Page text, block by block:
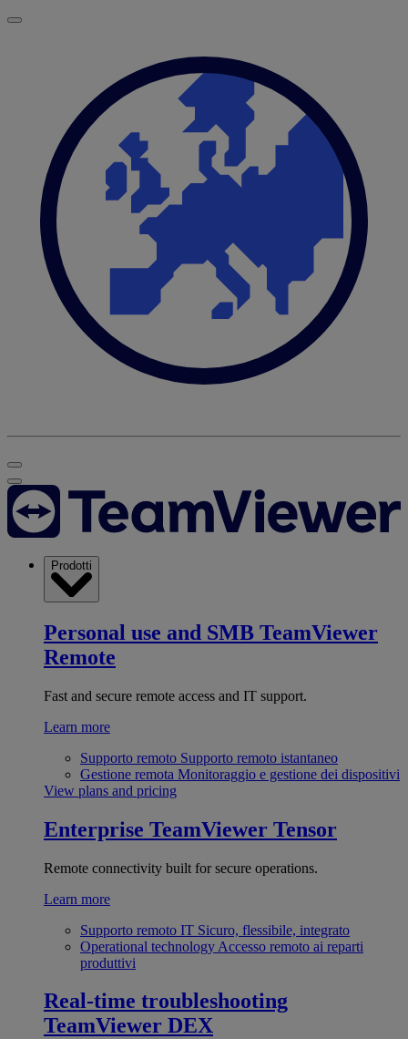
Prodotti
Personal use and SMB TeamViewer
Remote
Fast and secure remote access and IT support.
Learn more
Supporto remoto Supporto remoto istantaneo
Gestione remota Monitoraggio e gestione dei dispositivi
View plans and pricing
Enterprise TeamViewer Tensor
Remote connectivity built for secure operations.
Learn more
Supporto remoto IT Sicuro, flessibile, integrato
Operational technology Accesso remoto ai reparti
produttivi
Real-time troubleshooting
TeamViewer DEX